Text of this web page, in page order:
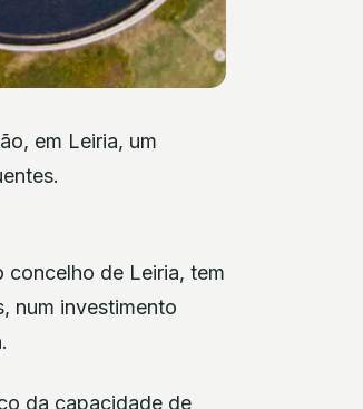
em Leiria, um
concelho de Leiria, tem
num investimento
da capacidade de